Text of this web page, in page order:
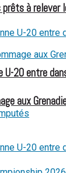
à
aux
20 entre